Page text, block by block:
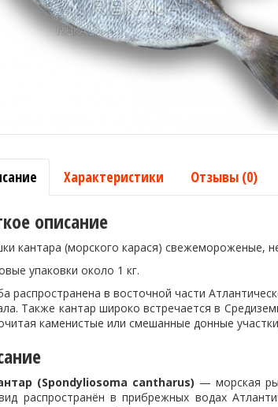
Характеристики Отзывы (0)
описание
кантара (морского карася) свежемороженые,
упаковки около 1 кг.
распространена в восточной части
Также кантар широко встречается в
каменистые или смешанные донные
(Spondyliosoma cantharus) — морская
распространён в прибрежных водах